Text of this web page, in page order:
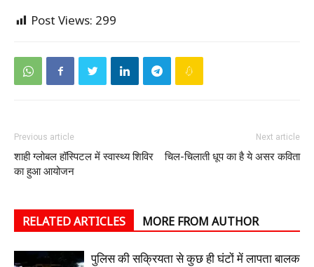
Post Views: 299
Previous article
शाही ग्लोबल हॉस्पिटल में स्वास्थ्य शिविर
का हुआ आयोजन
Next article
चिल-चिलाती धूप का है ये असर कविता
RELATED ARTICLES MORE FROM AUTHOR
पुलिस की सक्रियता से कुछ ही घंटों में लापता बालक